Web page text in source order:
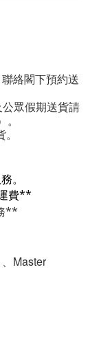
絡閣下預約送
眾假期送貨請
。
費**
**
Master